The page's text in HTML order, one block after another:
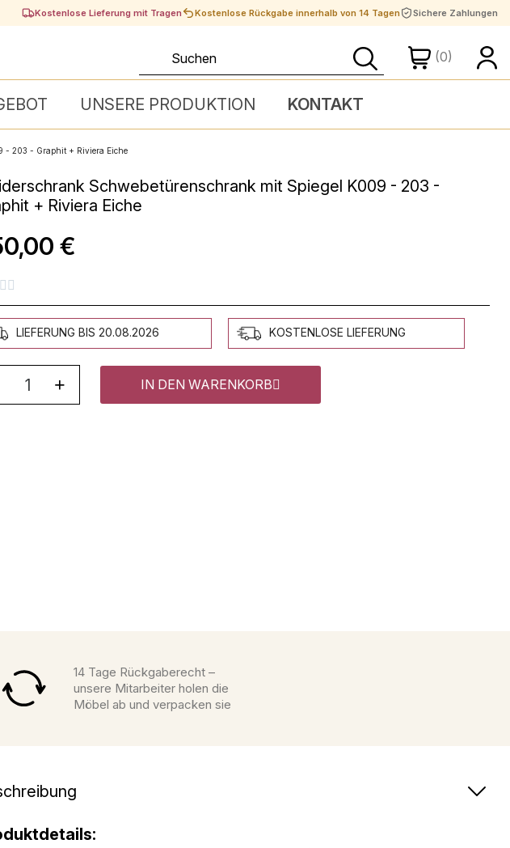
Kostenlose Lieferung mit Tragen Kostenlose Rückgabe innerhalb von 14 Tagen Sichere Zahlungen
(0)
UNSERE PRODUKTION KONTAKT
- 203 - Graphit + Riviera Eiche
Schwebetürenschrank mit Spiegel K009 - 203 -
+ Riviera Eiche
€
 
LIEFERUNG BIS 20.08.2026 KOSTENLOSE LIEFERUNG
IN DEN WARENKORB
14 Tage Rückgaberecht –
unsere Mitarbeiter holen die
Möbel ab und verpacken sie